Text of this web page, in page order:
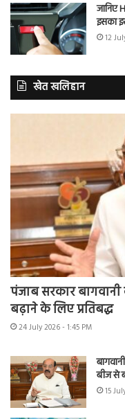
जानिए
इसका
12
खेत खलिहान
पंजाब सरकार
बढ़ाने के लिए प्रतिबद्ध
24 July 2026 - 1:45 PM
बीज से
15